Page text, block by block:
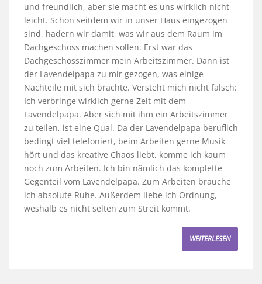
und freundlich, aber sie macht es uns wirklich nicht
leicht. Schon seitdem wir in unser Haus eingezogen
sind, hadern wir damit, was wir aus dem Raum im
Dachgeschoss machen sollen. Erst war das
Dachgeschosszimmer mein Arbeitszimmer. Dann ist
der Lavendelpapa zu mir gezogen, was einige
Nachteile mit sich brachte. Versteht mich nicht falsch:
Ich verbringe wirklich gerne Zeit mit dem
Lavendelpapa. Aber sich mit ihm ein Arbeitszimmer
zu teilen, ist eine Qual. Da der Lavendelpapa beruflich
bedingt viel telefoniert, beim Arbeiten gerne Musik
hört und das kreative Chaos liebt, komme ich kaum
noch zum Arbeiten. Ich bin nämlich das komplette
Gegenteil vom Lavendelpapa. Zum Arbeiten brauche
ich absolute Ruhe. Außerdem liebe ich Ordnung,
weshalb es nicht selten zum Streit kommt.
WEITERLESEN